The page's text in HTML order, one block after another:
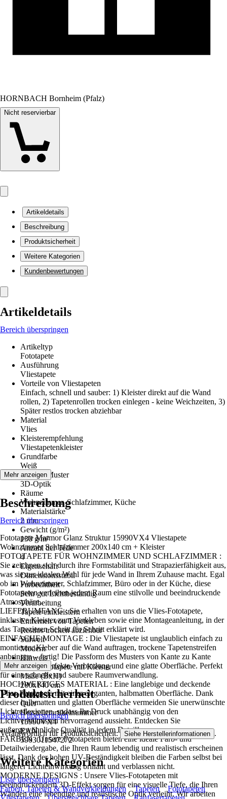
HORNBACH Bornheim (Pfalz)
Nicht reservierbar
Artikeldetails
Beschreibung
Produktsicherheit
Weitere Kategorien
Kundenbewertungen
Artikeldetails
Bereich überspringen
Artikeltyp
Fototapete
Ausführung
Vliestapete
Vorteile von Vliestapeten
Einfach, schnell und sauber: 1) Kleister direkt auf die Wand
rollen, 2) Tapetenrollen trocken einlegen - keine Weichzeiten, 3)
Später restlos trocken abziehbar
Material
Vlies
Kleisterempfehlung
Vliestapetenkleister
Grundfarbe
Weiß
Dekor / Muster
3D-Optik
Räume
Wohnzimmer, Schlafzimmer, Küche
Materialstärke
2 mm
Gewicht (g/m²)
130 g/m²
Anzahl der Teile
4
Eigenschaft
Dimensionsstabil
Farbechtheit
Sehr gut Lichtbeständig
Verarbeitung
Tapete einkleistern
Entfernen von Tapeten
Restlos trocken abziehbar
Stilwelt
Modern
Hinweis
Vlies Fototapete mit Kleister
Maße (BxH)
200x140 cm
Format
Quer
Herstellerartikelnummer
15990VX4
EAN
5903011547272
Mehr anzeigen
Beschreibung
Bereich überspringen
Fototapete Marmor Glanz Struktur 15990VX4 Vliestapete
Wohnzimmer Schlafzimmer 200x140 cm + Kleister
FOTOTAPETE FÜR WOHNZIMMER UND SCHLAFZIMMER :
Sie zeichnen sich durch ihre Formstabilität und Strapazierfähigkeit aus,
was sie zur idealen Wahl für jede Wand in Ihrem Zuhause macht. Egal
ob im Wohnzimmer, Schlafzimmer, Büro oder in der Küche, diese
Fototapeten verleihen jedem Raum eine stilvolle und beeindruckende
Atmosphäre..
LIEFERUMFANG : Sie erhalten von uns die Vlies-Fototapete,
inklusive Kleister zum Verkleben sowie eine Montageanleitung, in der
das Tapezieren Schritt für Schritt erklärt wird.
EINFACHE MONTAGE : Die Vliestapete ist unglaublich einfach zu
montieren: Kleber auf die Wand auftragen, trockene Tapetenstreifen
anbringen – fertig! Die Passform des Musters von Kante zu Kante
sorgt für eine perfekte Verbindung und eine glatte Oberfläche. Perfekt
für eine schnelle und saubere Raumverwandlung.
HOCHWERTIGES MATERIAL : Eine langlebige und deckende
Vlies-Fototapete mit einer eleganten, halbmatten Oberfläche. Dank
dieser halbmatten und glatten Oberfläche vermeiden Sie unerwünschte
Lichtreflexionen, sodass Ihr Druck unabhängig von den
Lichtverhältnissen hervorragend aussieht. Entdecken Sie
außergewöhnliche Qualität in jedem Detail!
FARBEN : Unsere Fototapeten bieten eine ideale Farb- und
Detailwiedergabe, die Ihren Raum lebendig und realistisch erscheinen
lässt. Dank der hohen UV-Beständigkeit bleiben die Farben selbst bei
längerer Lichteinwirkung brillant und verblassen nicht.
MODERNE DESIGNS : Unsere Vlies-Fototapeten mit
beeindruckendem 3D-Effekt sorgen für eine visuelle Tiefe, die Ihren
Wänden eine lebendige und realistische Optik verleiht. Wir arbeiten
Mehr anzeigen
Produktsicherheit
Bereich überspringen
Verantwortlich für Produktsicherheit: Siehe Herstellerinformationen .
Weitere Kategorien
Liste überspringen
Farben, Tapeten & Wandverkleidungen
Tapeten
Fototapeten